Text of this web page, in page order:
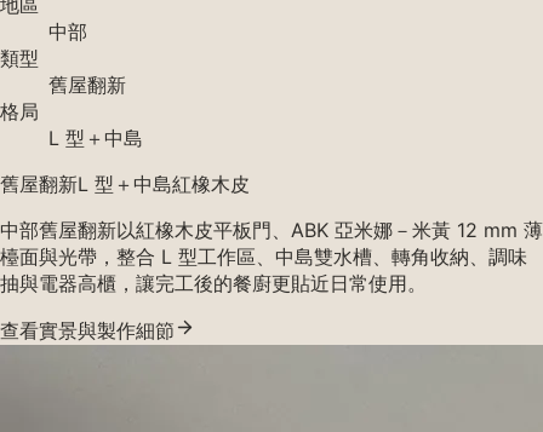
地區
中部
類型
舊屋翻新
格局
L 型＋中島
舊屋翻新L 型＋中島紅橡木皮
中部舊屋翻新以紅橡木皮平板門、ABK 亞米娜－米黃 12 mm 薄
檯面與光帶，整合 L 型工作區、中島雙水槽、轉角收納、調味
抽與電器高櫃，讓完工後的餐廚更貼近日常使用。
查看實景與製作細節